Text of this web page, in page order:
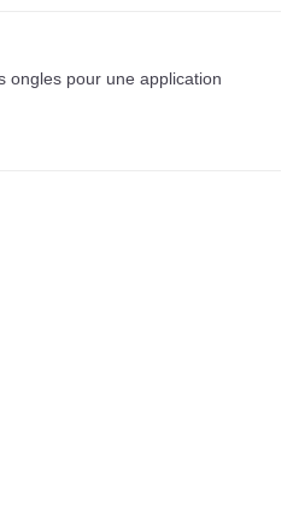
ongles pour une application